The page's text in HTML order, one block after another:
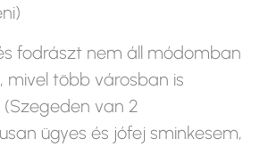
fodrászt nem áll módomban
mivel több városban is
van 2
ügyes és jófej sminkesem,